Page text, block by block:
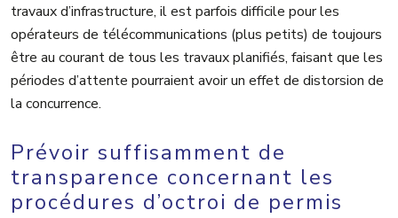
travaux d’infrastructure, il est parfois difficile pour les
opérateurs de télécommunications (plus petits) de toujours
être au courant de tous les travaux planifiés, faisant que les
périodes d’attente pourraient avoir un effet de distorsion de
la concurrence.
Prévoir suffisamment de
transparence concernant les
procédures d’octroi de permis